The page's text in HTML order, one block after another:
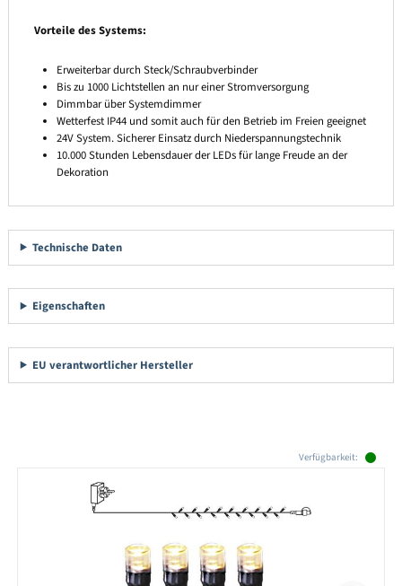
Vorteile des Systems:
Erweiterbar durch Steck/Schraubverbinder
Bis zu 1000 Lichtstellen an nur einer Stromversorgung
Dimmbar über Systemdimmer
Wetterfest IP44 und somit auch für den Betrieb im Freien geeignet
24V System. Sicherer Einsatz durch Niederspannungstechnik
10.000 Stunden Lebensdauer der LEDs für lange Freude an der
Dekoration
Technische Daten
Eigenschaften
EU verantwortlicher Hersteller
Verfügbarkeit: